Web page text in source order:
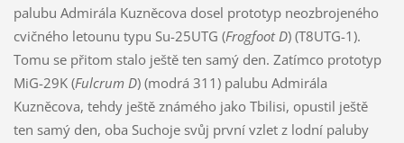
palubu Admirála Kuzněcova dosel prototyp neozbrojeného
cvičného letounu typu Su-25UTG (Frogfoot D) (T8UTG-1).
Tomu se přitom stalo ještě ten samý den. Zatímco prototyp
MiG-29K (Fulcrum D) (modrá 311) palubu Admirála
Kuzněcova, tehdy ještě známého jako Tbilisi, opustil ještě
ten samý den, oba Suchoje svůj první vzlet z lodní paluby